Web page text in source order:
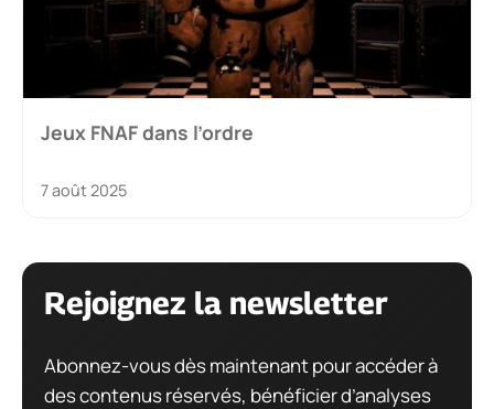
Jeux FNAF dans l’ordre
7 août 2025
Rejoignez la newsletter
Abonnez-vous dès maintenant pour accéder à
des contenus réservés, bénéficier d’analyses